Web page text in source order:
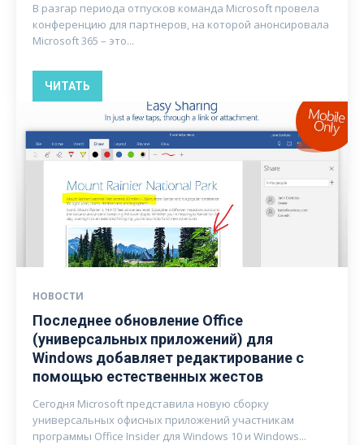
В разгар периода отпусков команда Microsoft провела
конференцию для партнеров, на которой анонсировала
Microsoft 365 – это...
ЧИТАТЬ
НОВОСТИ
Последнее обновление Office
(универсальных приложений) для
Windows добавляет редактирование с
помощью естественных жестов
Сегодня Microsoft представила новую сборку
универсальных офисных приложений участникам
программы Office Insider для Windows 10 и Windows...